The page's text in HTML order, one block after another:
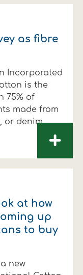
as fibre
Incorporated
is the
75% of
made from
or denim.
+
at how
up
to buy
new